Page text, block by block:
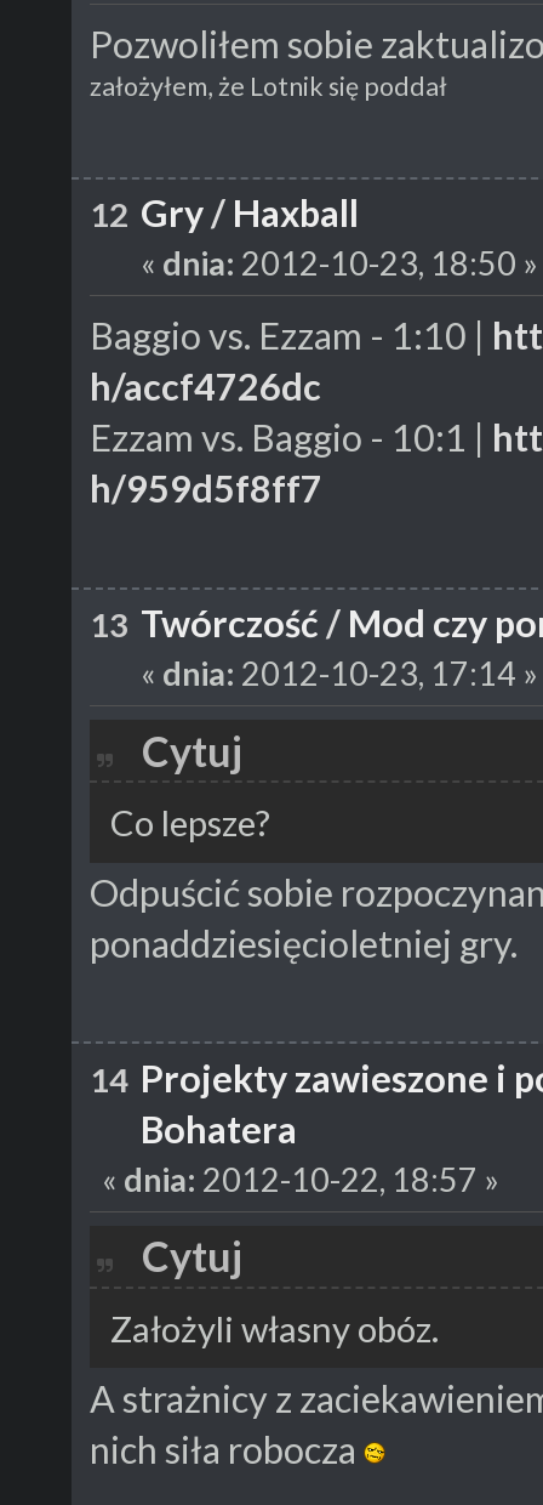
Pozwoliłem sobie
założyłem, że Lotnik się poddał
12 Gry/ Haxball
« dnia: 2012-10-23, 18:50 »
Baggio vs. Ezzam - 1:10 |
h/accf4726dc
Ezzam vs. Baggio - 10:1 |
h/959d5f8ff7
13 Twórczość / Mod czy
« dnia: 2012-10-23, 17:14 »
Cytuj
Co lepsze?
Odpuścić sobie
ponaddziesięcioletniej gry.
14 Projekty zawieszone i
Bohatera
« dnia: 2012-10-22, 18:57 »
Cytuj
Założyli własny obóz.
A strażnicy z
nich siła robocza